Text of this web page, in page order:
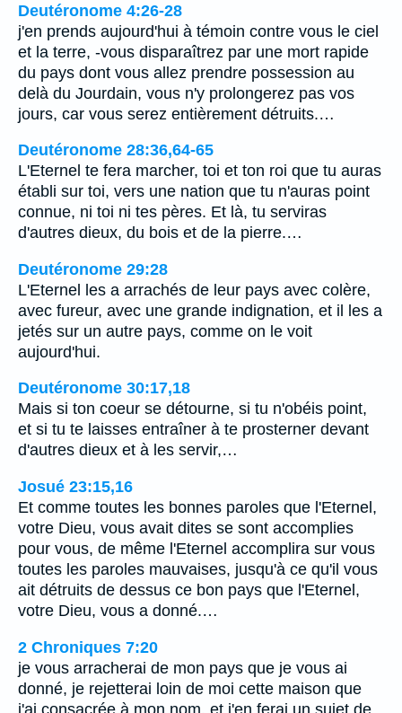
Deutéronome 4:26-28
j'en prends aujourd'hui à témoin contre vous le ciel
et la terre, -vous disparaîtrez par une mort rapide
du pays dont vous allez prendre possession au
delà du Jourdain, vous n'y prolongerez pas vos
jours, car vous serez entièrement détruits.…
Deutéronome 28:36,64-65
L'Eternel te fera marcher, toi et ton roi que tu auras
établi sur toi, vers une nation que tu n'auras point
connue, ni toi ni tes pères. Et là, tu serviras
d'autres dieux, du bois et de la pierre.…
Deutéronome 29:28
L'Eternel les a arrachés de leur pays avec colère,
avec fureur, avec une grande indignation, et il les a
jetés sur un autre pays, comme on le voit
aujourd'hui.
Deutéronome 30:17,18
Mais si ton coeur se détourne, si tu n'obéis point,
et si tu te laisses entraîner à te prosterner devant
d'autres dieux et à les servir,…
Josué 23:15,16
Et comme toutes les bonnes paroles que l'Eternel,
votre Dieu, vous avait dites se sont accomplies
pour vous, de même l'Eternel accomplira sur vous
toutes les paroles mauvaises, jusqu'à ce qu'il vous
ait détruits de dessus ce bon pays que l'Eternel,
votre Dieu, vous a donné.…
2 Chroniques 7:20
je vous arracherai de mon pays que je vous ai
donné, je rejetterai loin de moi cette maison que
j'ai consacrée à mon nom, et j'en ferai un sujet de